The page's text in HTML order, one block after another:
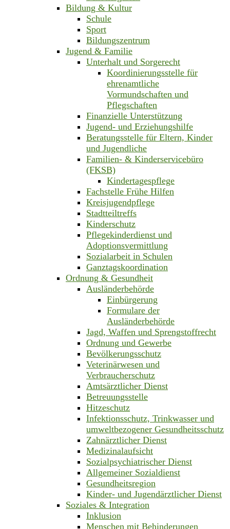
Bildung & Kultur
Schule
Sport
Bildungszentrum
Jugend & Familie
Unterhalt und Sorgerecht
Koordinierungsstelle für
ehrenamtliche
Vormundschaften und
Pflegschaften
Finanzielle Unterstützung
Jugend- und Erziehungshilfe
Beratungsstelle für Eltern, Kinder
und Jugendliche
Familien- & Kinderservicebüro
(FKSB)
Kindertagespflege
Fachstelle Frühe Hilfen
Kreisjugendpflege
Stadtteiltreffs
Kinderschutz
Pflegekinderdienst und
Adoptionsvermittlung
Sozialarbeit in Schulen
Ganztagskoordination
Ordnung & Gesundheit
Ausländerbehörde
Einbürgerung
Formulare der
Ausländerbehörde
Jagd, Waffen und Sprengstoffrecht
Ordnung und Gewerbe
Bevölkerungsschutz
Veterinärwesen und
Verbraucherschutz
Amtsärztlicher Dienst
Betreuungsstelle
Hitzeschutz
Infektionsschutz, Trinkwasser und
umweltbezogener Gesundheitsschutz
Zahnärztlicher Dienst
Medizinalaufsicht
Sozialpsychiatrischer Dienst
Allgemeiner Sozialdienst
Gesundheitsregion
Kinder- und Jugendärztlicher Dienst
Soziales & Integration
Inklusion
Menschen mit Behinderungen